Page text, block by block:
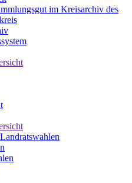
im Kreisarchiv des